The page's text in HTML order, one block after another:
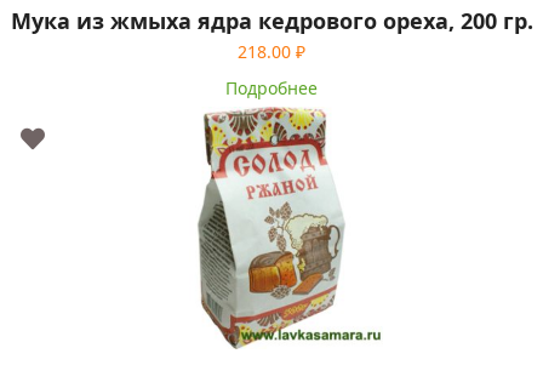
Мука из жмыха ядра кедрового ореха, 200 гр.
218.00 ₽
Подробнее